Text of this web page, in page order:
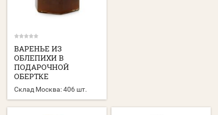
ВАРЕНЬЕ ИЗ
ОБЛЕПИХИ В
ПОДАРОЧНОЙ
ОБЕРТКЕ
Склад Москва:406 шт.